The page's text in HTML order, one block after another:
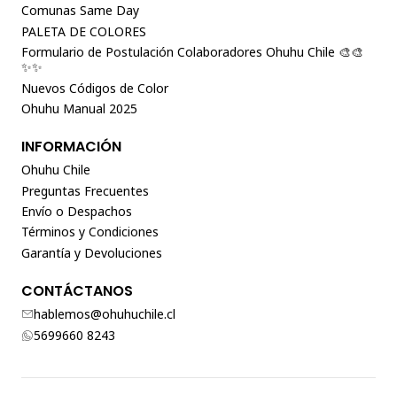
Comunas Same Day
PALETA DE COLORES
Formulario de Postulación Colaboradores Ohuhu Chile 🎨🎨
✨✨
Nuevos Códigos de Color
Ohuhu Manual 2025
INFORMACIÓN
Ohuhu Chile
Preguntas Frecuentes
Envío o Despachos
Términos y Condiciones
Garantía y Devoluciones
CONTÁCTANOS
hablemos@ohuhuchile.cl
5699660 8243